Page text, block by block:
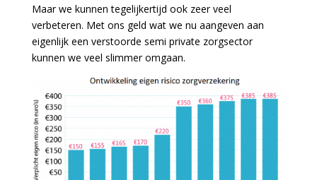
Maar we kunnen tegelijkertijd ook zeer veel
verbeteren. Met ons geld wat we nu aangeven aan
eigenlijk een verstoorde semi private zorgsector
kunnen we veel slimmer omgaan.